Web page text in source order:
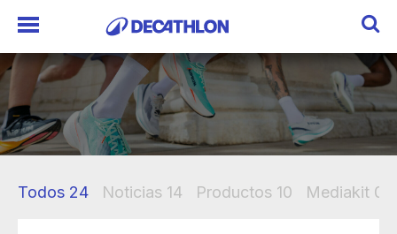
Todos 24 Noticias 14 Productos 10 Mediakit 0